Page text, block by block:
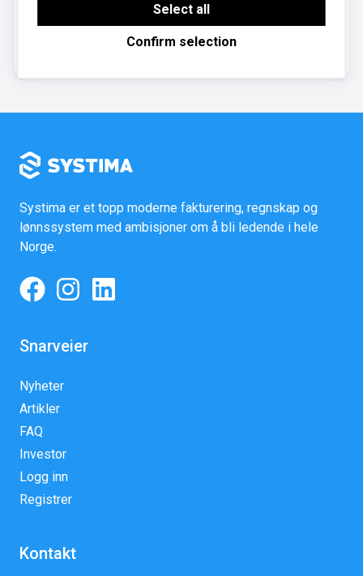
Om regnskapsbyrået
Enkeltpersonforetak
software to enable features such as Google
Maps.
Select all
Confirm selection
Systima er et topp moderne fakturering, regnskap og
lønnssystem med ambisjoner om å bli ledende i hele
Norge.
Snarveier
Nyheter
Artikler
FAQ
Investor
Logg inn
Registrer
Kontakt